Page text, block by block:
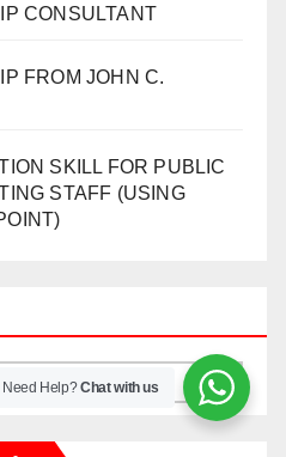
CONSULTANT
FROM JOHN C.
SKILL FOR PUBLIC
STAFF (USING
Need Help?Chat with us